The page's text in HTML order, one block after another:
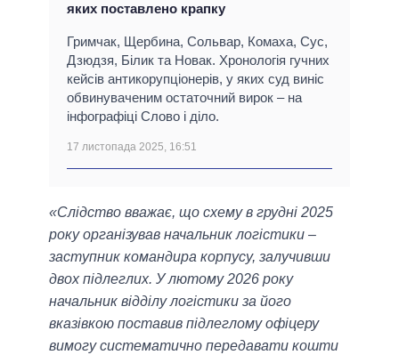
яких поставлено крапку
Гримчак, Щербина, Сольвар, Комаха, Сус,
Дзюдзя, Білик та Новак. Хронологія гучних
кейсів антикорупціонерів, у яких суд виніс
обвинуваченим остаточний вирок – на
інфографіці Слово і діло.
17 листопада 2025, 16:51
«Слідство вважає, що схему в грудні 2025
року організував начальник логістики –
заступник командира корпусу, залучивши
двох підлеглих. У лютому 2026 року
начальник відділу логістики за його
вказівкою поставив підлеглому офіцеру
вимогу систематично передавати кошти